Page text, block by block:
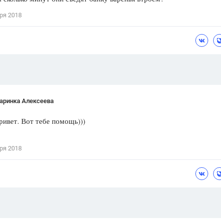
Красота,
2018
Алексеева
Вот тебе помощь)))
2018